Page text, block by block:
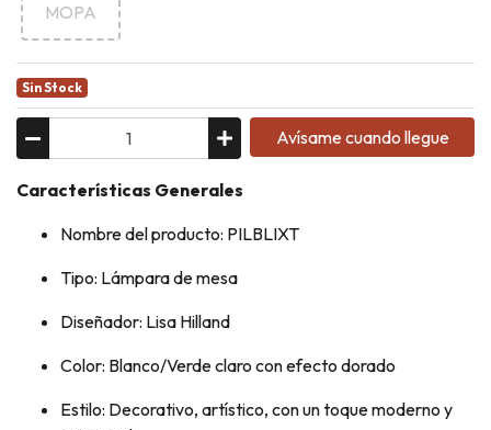
MOPA
Sin Stock
Avísame cuando llegue
Características Generales
Nombre del producto: PILBLIXT
Tipo: Lámpara de mesa
Diseñador: Lisa Hilland
Color: Blanco/Verde claro con efecto dorado
Estilo: Decorativo, artístico, con un toque moderno y